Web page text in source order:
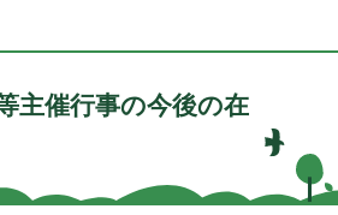
主催行事の今後の在